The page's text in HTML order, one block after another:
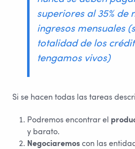
superiores al 35% de
ingresos mensuales
totalidad de los
tengamos vivos)
Si se hacen todas las tareas
Podremos encontrar el
y barato.
Negociaremos con las